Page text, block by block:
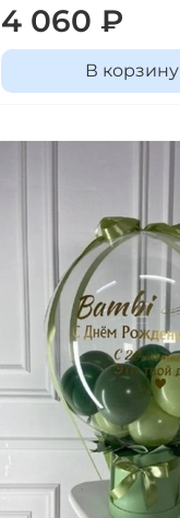
4 060 ₽
В корзину